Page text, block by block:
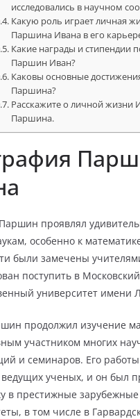
исследовались в научном
Какую роль играет личная
Паршина Ивана в его
Какие награды и стипендии
Паршин Иван?
Каковы основные
Паршина?
Расскажите о личной жизни
Паршина.
проявлял
особенно к
были замечены
поступить в Московский
университет имени
продолжил изучение
участником многих
и семинаров. Его
ученых, и он был
в престижные зарубежные
в том числе в